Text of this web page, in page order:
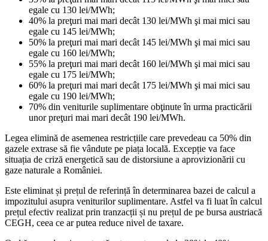
egale cu 130 lei/MWh;
40% la preţuri mai mari decât 130 lei/MWh şi mai mici sau
egale cu 145 lei/MWh;
50% la preţuri mai mari decât 145 lei/MWh şi mai mici sau
egale cu 160 lei/MWh;
55% la preţuri mai mari decât 160 lei/MWh şi mai mici sau
egale cu 175 lei/MWh;
60% la preţuri mai mari decât 175 lei/MWh şi mai mici sau
egale cu 190 lei/MWh;
70% din veniturile suplimentare obţinute în urma practicării
unor preţuri mai mari decât 190 lei/MWh.
Legea elimină de asemenea restricțiile care prevedeau ca 50% din
gazele extrase să fie vândute pe piața locală. Excepție va face
situația de criză energetică sau de distorsiune a aprovizionării cu
gaze naturale a României.
Este eliminat și prețul de referință în determinarea bazei de calcul a
impozitului asupra veniturilor suplimentare. Astfel va fi luat în calcul
prețul efectiv realizat prin tranzacții și nu prețul de pe bursa austriacă
CEGH, ceea ce ar putea reduce nivel de taxare.